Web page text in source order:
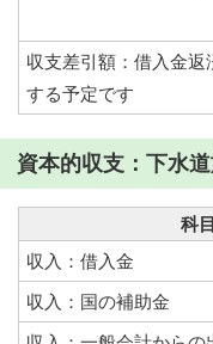
収支差引額：借入金返
する予定です
資本的収支：下水
科目
収入：借入金
収入：国の補助金